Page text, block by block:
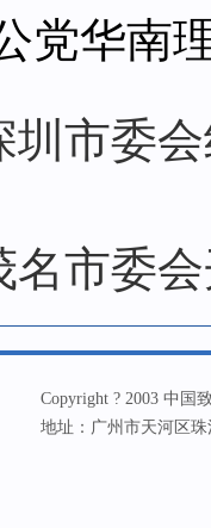
党华南
圳市委
名市委
Copyright ? 2003 中国
地址：广州市天河区